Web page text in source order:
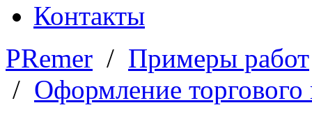
Контакты
PRemer / Примеры работ
/ Оформление